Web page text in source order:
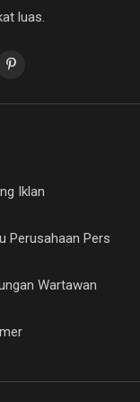
luas.
Iklan
Perusahaan Pers
Wartawan